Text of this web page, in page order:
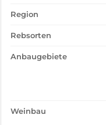
Region
Rebsorten
Anbaugebiete
Weinbau